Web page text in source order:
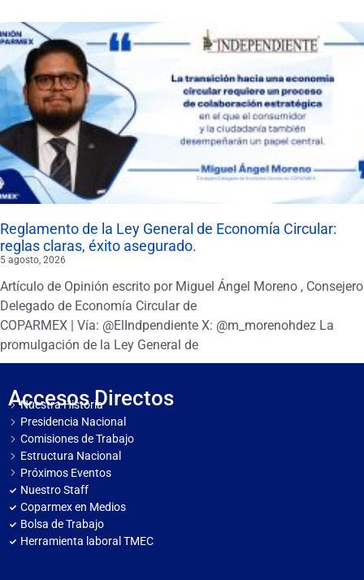
Reglamento de la Ley General de Economía Circular:
reglas claras, éxito asegurado.
5 agosto, 2026
Artículo de Opinión escrito por Miguel Ángel Moreno , Consejero
Delegado de Economía Circular de
COPARMEX | Vía: @ElIndpendiente X: @m_morenohdez La
promulgación de la Ley General de
Accesos Directos
Nuestra Historia
Presidencia Nacional
Comisiones de Trabajo
Estructura Nacional
Próximos Eventos
Nuestro Staff
Coparmex en Medios
Bolsa de Trabajo
Herramienta laboral TMEC